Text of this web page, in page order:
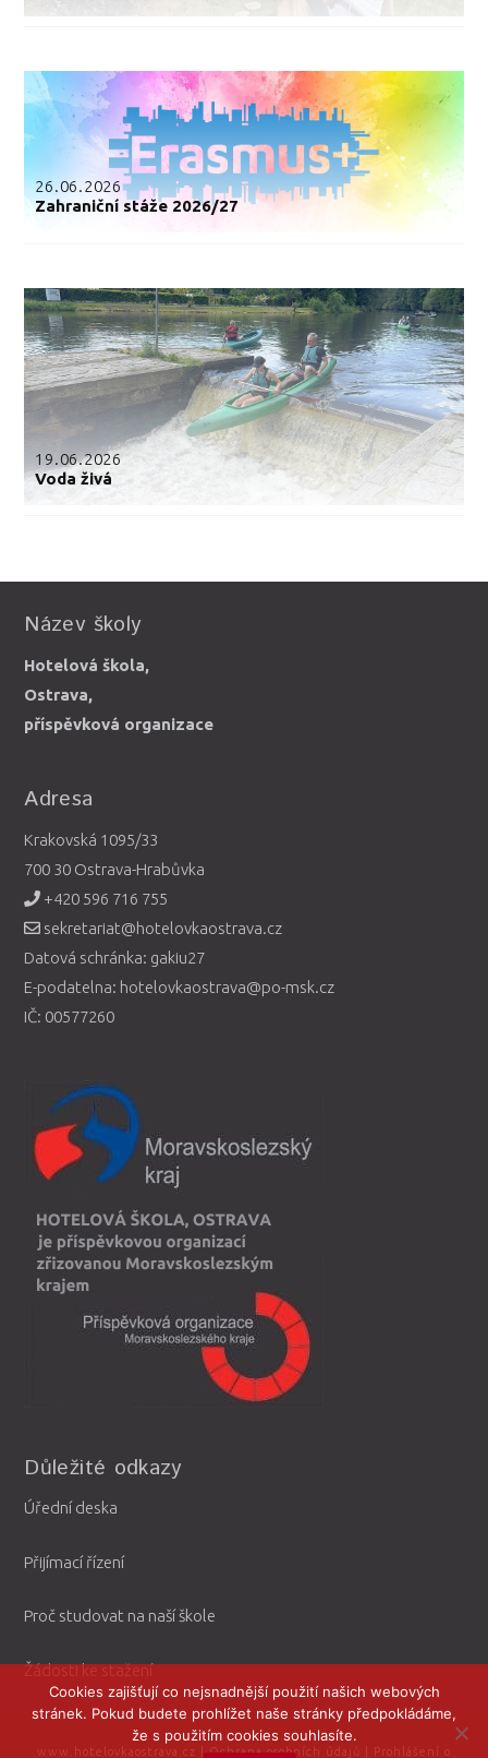
26.06.2026
Zahraniční stáže 2026/27
19.06.2026
Voda živá
Název školy
Hotelová škola,
Ostrava,
příspěvková organizace
Adresa
Krakovská 1095/33
700 30 Ostrava-Hrabůvka
+420 596 716 755
sekretariat@hotelovkaostrava.cz
Datová schránka: gakiu27
E-podatelna: hotelovkaostrava@po-msk.cz
IČ: 00577260
Důležité odkazy
Úřední deska
Přijímací řízení
Proč studovat na naší škole
Žádosti ke stažení
www.hotelovkaostrava.cz |Ochrana osobních údajů Prohlášení o
Cookies zajišťují co nejsnadnější použití našich webových
stránek. Pokud budete prohlížet naše stránky předpokládáme,
že s použitím cookies souhlasíte.